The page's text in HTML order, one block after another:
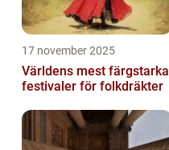
17 november 2025
Världens mest färgstarka
festivaler för folkdräkter